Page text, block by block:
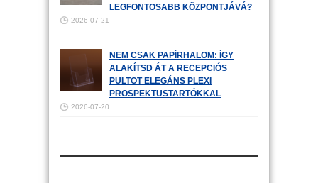
LEGFONTOSABB KÖZPONTJÁVÁ?
2026-07-21
NEM CSAK PAPÍRHALOM: ÍGY
ALAKÍTSD ÁT A RECEPCIÓS
PULTOT ELEGÁNS PLEXI
PROSPEKTUSTARTÓKKAL
2026-07-20